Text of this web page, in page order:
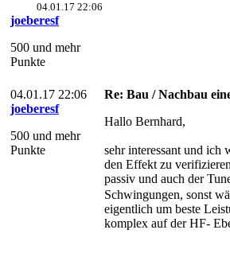
04.01.17 22:06
joeberesf
500 und mehr
Punkte
04.01.17 22:06
joeberesf
500 und mehr
Punkte
Re: Bau / Nachbau
Hallo Bernhard,
sehr interessant und ich
den Effekt zu
passiv und auch der
Schwingungen, sonst
eigentlich um beste
komplex auf der HF-